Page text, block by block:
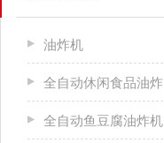
油炸机
全自动休闲食品油炸
全自动鱼豆腐油炸机